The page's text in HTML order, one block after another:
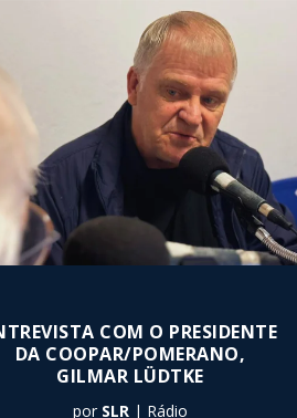
COM O PRESIDENTE
DA COOPAR/POMERANO,
GILMAR LÜDTKE
por SLR| Rádio